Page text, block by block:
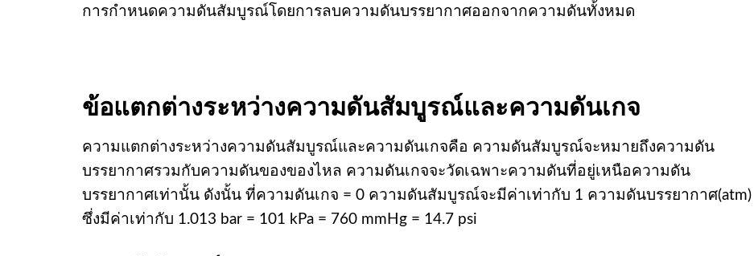
การกำหนดความดันสัมบูรณ์โดยการลบความดันบรรยากาศออกจากความดันทั้งหมด
ข้อแตกต่างระหว่างความดันสัมบูรณ์และความดันเกจ
ความแตกต่างระหว่างความดันสัมบูรณ์และความดันเกจคือ ความดันสัมบูรณ์จะหมายถึงความดัน
บรรยากาศรวมกับความดันของของไหล ความดันเกจจะวัดเฉพาะความดันที่อยู่เหนือความดัน
บรรยากาศเท่านั้น ดังนั้น ที่ความดันเกจ = 0 ความดันสัมบูรณ์จะมีค่าเท่ากับ 1 ความดันบรรยากาศ(atm)
ซึ่งมีค่าเท่ากับ 1.013 bar = 101 kPa = 760 mmHg = 14.7 psi